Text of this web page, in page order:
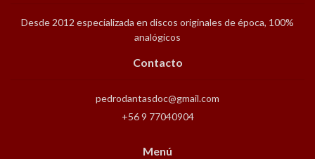
Desde 2012 especializada en discos originales de época, 100%
analógicos
Contacto
pedrodantasdoc@gmail.com
+56 9 77040904
Menú